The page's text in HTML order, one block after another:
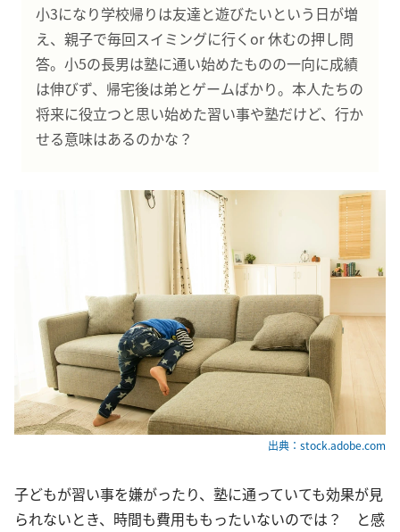
小3になり学校帰りは友達と遊びたいという日が増
え、親子で毎回スイミングに行くor 休むの押し問
答。小5の長男は塾に通い始めたものの一向に成績
は伸びず、帰宅後は弟とゲームばかり。本人たちの
将来に役立つと思い始めた習い事や塾だけど、行か
せる意味はあるのかな？
出典：stock.adobe.com
子どもが習い事を嫌がったり、塾に通っていても効果が見
られないとき、時間も費用ももったいないのでは？ と感